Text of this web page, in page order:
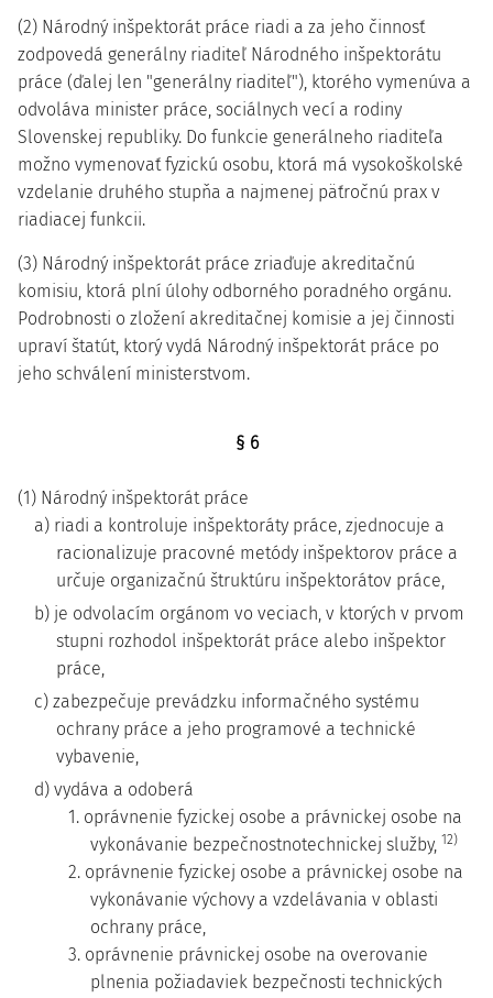
(2) Národný inšpektorát práce riadi a za jeho činnosť
zodpovedá generálny riaditeľ Národného inšpektorátu
práce (ďalej len "generálny riaditeľ"), ktorého vymenúva a
odvoláva minister práce, sociálnych vecí a rodiny
Slovenskej republiky. Do funkcie generálneho riaditeľa
možno vymenovať fyzickú osobu, ktorá má vysokoškolské
vzdelanie druhého stupňa a najmenej päťročnú prax v
riadiacej funkcii.
(3) Národný inšpektorát práce zriaďuje akreditačnú
komisiu, ktorá plní úlohy odborného poradného orgánu.
Podrobnosti o zložení akreditačnej komisie a jej činnosti
upraví štatút, ktorý vydá Národný inšpektorát práce po
jeho schválení ministerstvom.
§ 6
(1) Národný inšpektorát práce
a) riadi a kontroluje inšpektoráty práce, zjednocuje a
racionalizuje pracovné metódy inšpektorov práce a
určuje organizačnú štruktúru inšpektorátov práce,
b) je odvolacím orgánom vo veciach, v ktorých v prvom
stupni rozhodol inšpektorát práce alebo inšpektor
práce,
c) zabezpečuje prevádzku informačného systému
ochrany práce a jeho programové a technické
vybavenie,
d) vydáva a odoberá
1. oprávnenie fyzickej osobe a právnickej osobe na
vykonávanie bezpečnostnotechnickej služby, 12)
2. oprávnenie fyzickej osobe a právnickej osobe na
vykonávanie výchovy a vzdelávania v oblasti
ochrany práce,
3. oprávnenie právnickej osobe na overovanie
plnenia požiadaviek bezpečnosti technických